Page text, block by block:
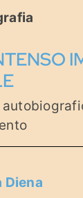
Diena